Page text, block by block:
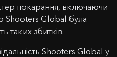
покарання, включаючи
Shooters Global була
таких збитків.
Shooters Global у